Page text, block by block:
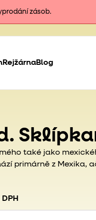
zásob.
RejžárnaBlog
také jako
primárně z Mexika,
států. Jako
že je učenlivý a
má sklípkan
20 let.